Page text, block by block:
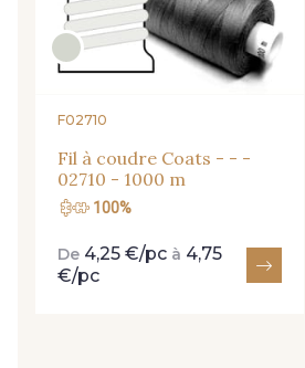
F02710
Fil à coudre Coats - - -
02710 - 1000 m
100%
De 4,25 €/pc à 4,75
€/pc